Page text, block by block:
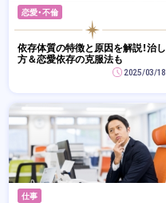
恋愛・不倫
依存体質の特徴と原因を解説！治し
方＆恋愛依存の克服法も
2025/03/18
仕事